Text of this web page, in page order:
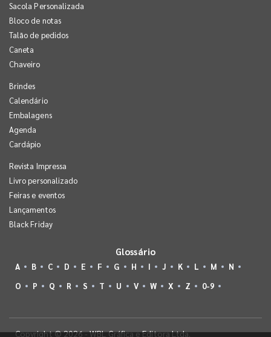
Sacola Personalizada
Bloco de notas
Talão de pedidos
Caneta
Chaveiro
Brindes
Calendário
Embalagens
Agenda
Cardápio
Revista Impressa
Livro personalizado
Feiras e eventos
Lançamentos
Black Friday
Glossário
A B C D E F G H I J K L M
N
O
P Q R S T U V W X Z 0-9
Copyright © 2026 - WBL Gráfica e Editora Ltda.